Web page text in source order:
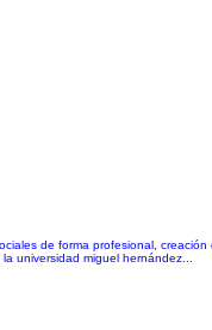
de forma profesional,
universidad miguel hernández...